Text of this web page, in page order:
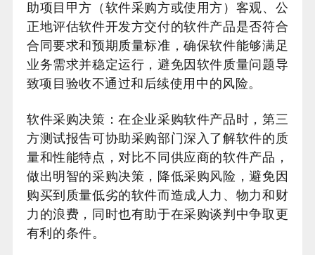
助项目甲方（软件采购方或使用方）客观、公
正地评估软件开发方交付的软件产品是否符合
合同要求和预期质量标准，确保软件能够满足
业务需求并稳定运行，避免因软件质量问题导
致项目验收不通过和后续使用中的风险。
软件采购决策：在企业采购软件产品时，第三
方测试报告可协助采购部门深入了解软件的质
量和性能特点，对比不同供应商的软件产品，
做出明智的采购决策，降低采购风险，避免因
购买到质量低劣的软件而造成人力、物力和财
力的浪费，同时也有助于在采购谈判中争取更
有利的条件。